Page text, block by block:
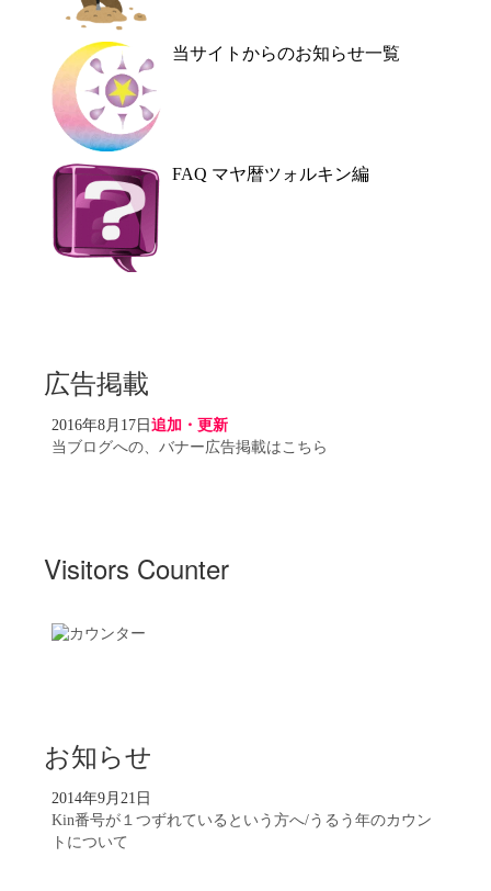
当サイトからのお知らせ一覧
FAQ マヤ暦ツォルキン編
広告掲載
2016年8月17日追加・更新
当ブログへの、バナー広告掲載はこちら
Visitors Counter
お知らせ
2014年9月21日
Kin番号が１つずれているという方へ/うるう年のカウン
トについて